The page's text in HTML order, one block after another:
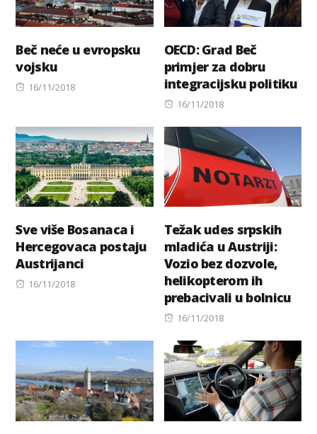
Beč neće u evropsku
vojsku
Posted
16/11/2018
OECD: Grad Beč
primjer za dobru
integracijsku politiku
Posted
16/11/2018
Sve više Bosanaca i
Hercegovaca postaju
Austrijanci
Posted
16/11/2018
Težak udes srpskih
mladića u Austriji:
Vozio bez dozvole,
helikopterom ih
prebacivali u bolnicu
Posted
16/11/2018